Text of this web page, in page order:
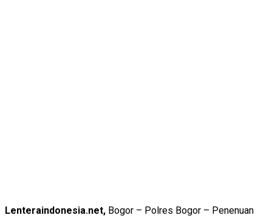
Lenteraindonesia.net, Bogor – Polres Bogor – Penenuan